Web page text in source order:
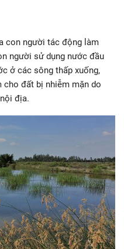
con người tác động làm
người sử dụng nước đầu
ở các sông thấp xuống,
cho đất bị nhiễm mặn do
địa.